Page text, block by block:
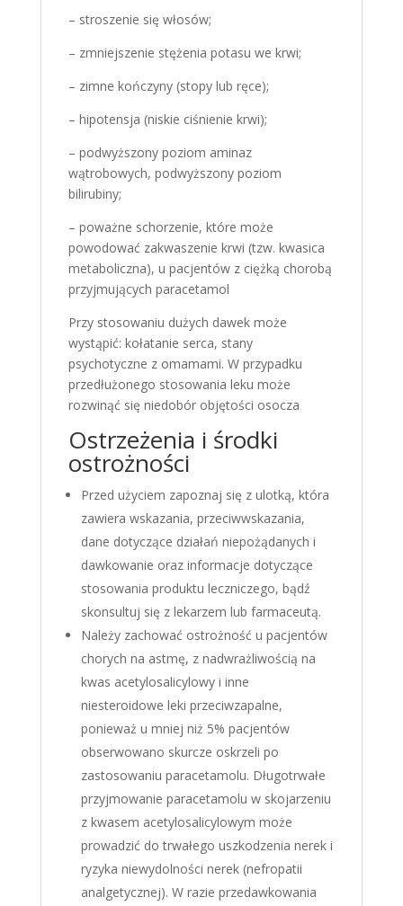
– stroszenie się włosów;
– zmniejszenie stężenia potasu we krwi;
– zimne kończyny (stopy lub ręce);
– hipotensja (niskie ciśnienie krwi);
– podwyższony poziom aminaz
wątrobowych, podwyższony poziom
bilirubiny;
– poważne schorzenie, które może
powodować zakwaszenie krwi (tzw. kwasica
metaboliczna), u pacjentów z ciężką chorobą
przyjmujących paracetamol
Przy stosowaniu dużych dawek może
wystąpić: kołatanie serca, stany
psychotyczne z omamami. W przypadku
przedłużonego stosowania leku może
rozwinąć się niedobór objętości osocza
Ostrzeżenia i środki
ostrożności
Przed użyciem zapoznaj się z ulotką, która
zawiera wskazania, przeciwwskazania,
dane dotyczące działań niepożądanych i
dawkowanie oraz informacje dotyczące
stosowania produktu leczniczego, bądź
skonsultuj się z lekarzem lub farmaceutą.
Należy zachować ostrożność u pacjentów
chorych na astmę, z nadwrażliwością na
kwas acetylosalicylowy i inne
niesteroidowe leki przeciwzapalne,
ponieważ u mniej niż 5% pacjentów
obserwowano skurcze oskrzeli po
zastosowaniu paracetamolu. Długotrwałe
przyjmowanie paracetamolu w skojarzeniu
z kwasem acetylosalicylowym może
prowadzić do trwałego uszkodzenia nerek i
ryzyka niewydolności nerek (nefropatii
analgetycznej). W razie przedawkowania